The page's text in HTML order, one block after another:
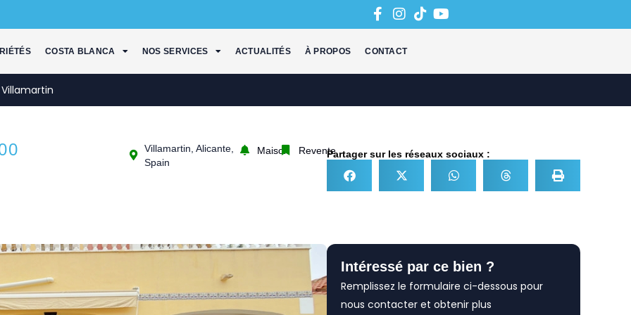
COSTA BLANCA NOS SERVICES ACTUALITÉS À PROPOS CONTACT
Villamartin, Alicante,
Spain
Maison ReventePartager sur les réseaux sociaux :
Intéressé par ce bien ?
Remplissez le formulaire ci-dessous pour
nous contacter et obtenir plus